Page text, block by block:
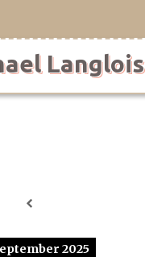
Langlois
2025